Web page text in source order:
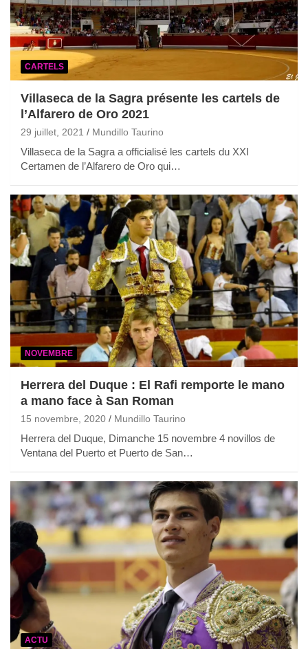
CARTELS
Villaseca de la Sagra présente les cartels de
l’Alfarero de Oro 2021
29 juillet, 2021 Mundillo Taurino
Villaseca de la Sagra a officialisé les cartels du XXI
Certamen de l’Alfarero de Oro qui…
NOVEMBRE
Herrera del Duque : El Rafi remporte le mano
a mano face à San Roman
15 novembre, 2020 Mundillo Taurino
Herrera del Duque, Dimanche 15 novembre 4 novillos de
Ventana del Puerto et Puerto de San…
ACTU